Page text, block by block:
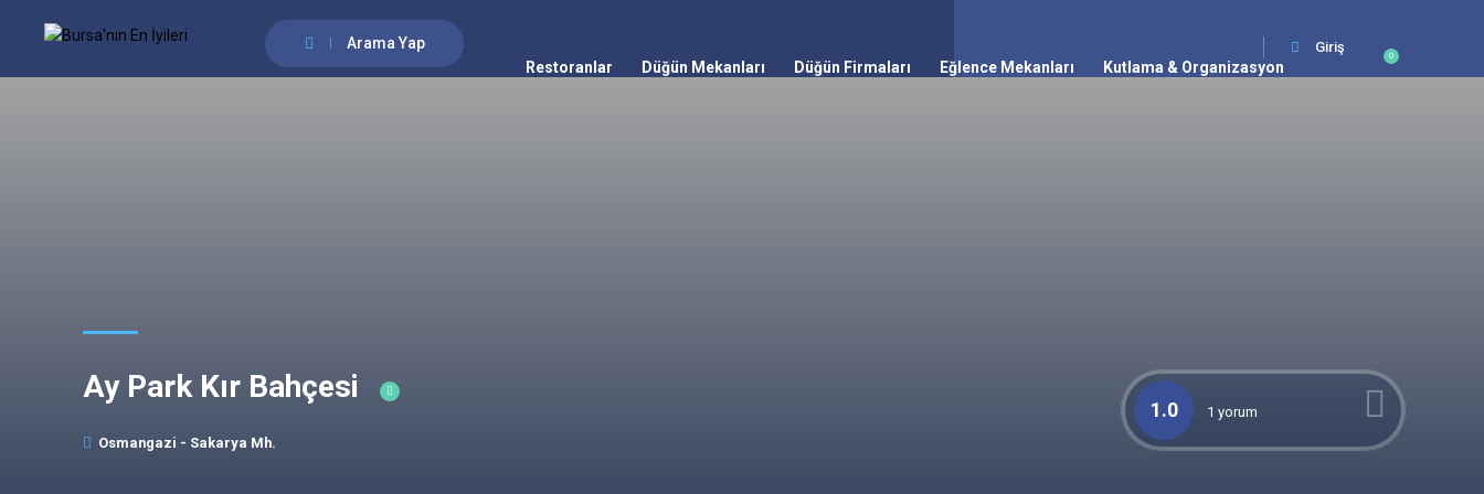
Arama Yap
0
Giriş
Restoranlar Düğün Mekanları Düğün Firmaları Eğlence Mekanları Kutlama & Organizasyon
Ay Park Kır Bahçesi
Osmangazi - Sakarya Mh.
1.0 1 yorum